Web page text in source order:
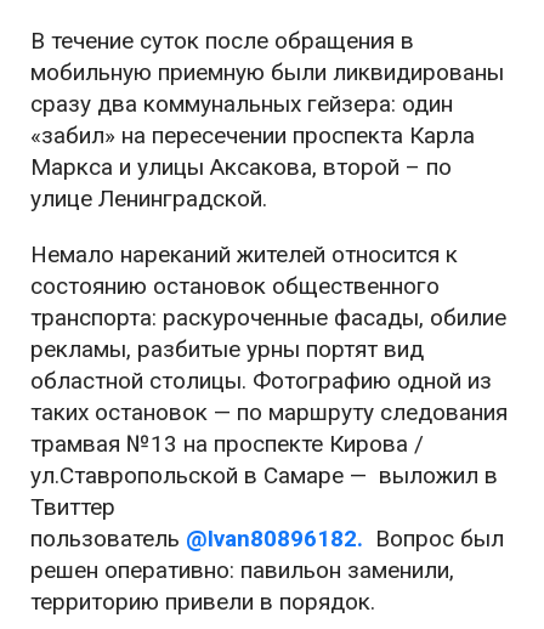
В течение суток после обращения в
мобильную приемную были ликвидированы
сразу два коммунальных гейзера: один
«забил» на пересечении проспекта Карла
Маркса и улицы Аксакова, второй – по
улице Ленинградской.
Немало нареканий жителей относится к
состоянию остановок общественного
транспорта: раскуроченные фасады, обилие
рекламы, разбитые урны портят вид
областной столицы. Фотографию одной из
таких остановок — по маршруту следования
трамвая №13 на проспекте Кирова /
ул.Ставропольской в Самаре — выложил в
Твиттер
пользователь @Ivan80896182. Вопрос был
решен оперативно: павильон заменили,
территорию привели в порядок.